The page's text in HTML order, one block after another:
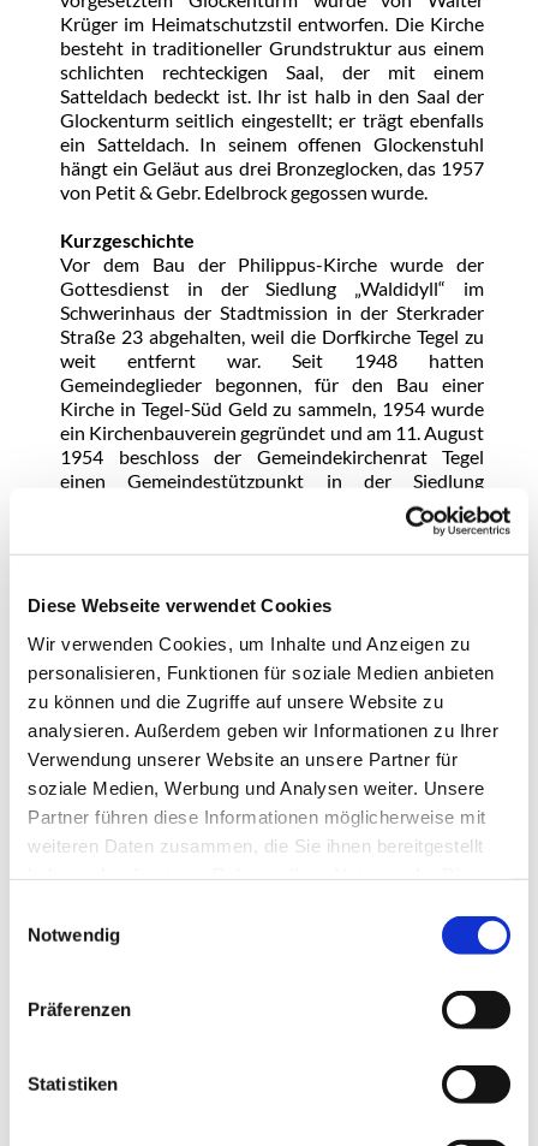
Diese Webseite verwendet Cookies
Wir verwenden Cookies, um Inhalte und Anzeigen zu
personalisieren, Funktionen für soziale Medien anbieten
zu können und die Zugriffe auf unsere Website zu
analysieren. Außerdem geben wir Informationen zu Ihrer
Verwendung unserer Website an unsere Partner für
soziale Medien, Werbung und Analysen weiter. Unsere
Partner führen diese Informationen möglicherweise mit
weiteren Daten zusammen, die Sie ihnen bereitgestellt
Notwendig
Präferenzen
Statistiken
Krüger im Heimatschutzstil entworfen. Die Kirche
besteht in traditioneller Grundstruktur aus einem
schlichten rechteckigen Saal, der mit einem
Satteldach bedeckt ist. Ihr ist halb in den Saal der
Glockenturm seitlich eingestellt; er trägt ebenfalls
ein Satteldach. In seinem offenen Glockenstuhl
hängt ein Geläut aus drei Bronzeglocken, das 1957
von Petit & Gebr. Edelbrock gegossen wurde.
Kurzgeschichte
Vor dem Bau der Philippus-Kirche wurde der
Gottesdienst in der Siedlung „Waldidyll“ im
Schwerinhaus der Stadtmission in der Sterkrader
Straße 23 abgehalten, weil die Dorfkirche Tegel zu
weit entfernt war. Seit 1948 hatten
Gemeindeglieder begonnen, für den Bau einer
Kirche in Tegel-Süd Geld zu sammeln, 1954 wurde
ein Kirchenbauverein gegründet und am 11. August
1954 beschloss der Gemeindekirchenrat Tegel
einen Gemeindestützpunkt in der Siedlung
„Waldidyll“ zu errichten. Am 8. April 1956 war die
Grundsteinlegung und am 7. April 1957 fand die
Einweihung der Kirche statt. Die Baukosten der
Weg betrugen 180.000 Mark. Am 11. Oktober 1958
Reformationstag 1967 trägt die Kirche den Namen
Philippus-Kirche (nach Philipp Melanchthon).
Quelle: https://de.wikipedia.org/wiki/Philippus-
Kirche_(Berlin-Tegel)
Sie möchten mehr über unsere
Unsere Gottesdienste